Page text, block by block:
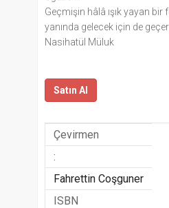
Geçmişin hâlâ ışık yayan bir
yanında gelecek için de
Nasihatül Müluk
Satın Al
Çevirmen
:
Fahrettin Coşguner
ISBN